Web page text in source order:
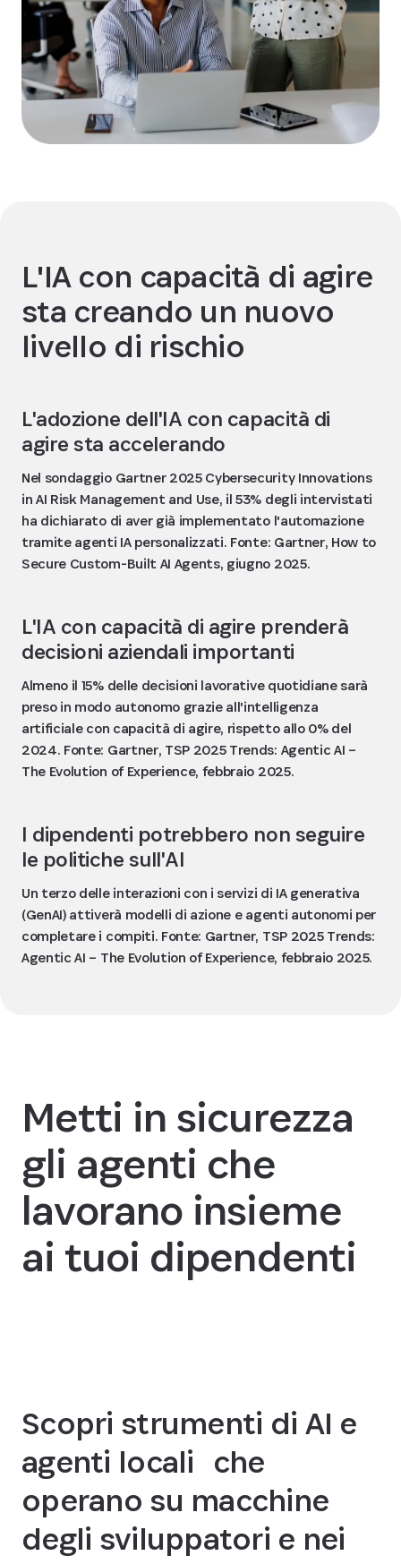
L'IA con capacità di agire
sta creando un nuovo
livello di rischio
L'adozione dell'IA con capacità di
agire sta accelerando
Nel sondaggio Gartner 2025 Cybersecurity Innovations
in AI Risk Management and Use, il 53% degli intervistati
ha dichiarato di aver già implementato l'automazione
tramite agenti IA personalizzati. Fonte: Gartner, How to
Secure Custom-Built AI Agents, giugno 2025.
L'IA con capacità di agire prenderà
decisioni aziendali importanti
Almeno il 15% delle decisioni lavorative quotidiane sarà
preso in modo autonomo grazie all'intelligenza
artificiale con capacità di agire, rispetto allo 0% del
2024. Fonte: Gartner, TSP 2025 Trends: Agentic AI –
The Evolution of Experience, febbraio 2025.
I dipendenti potrebbero non seguire
le politiche sull'AI
Un terzo delle interazioni con i servizi di IA generativa
(GenAI) attiverà modelli di azione e agenti autonomi per
completare i compiti. Fonte: Gartner, TSP 2025 Trends:
Agentic AI – The Evolution of Experience, febbraio 2025.
Metti in sicurezza
gli agenti che
lavorano insieme
ai tuoi dipendenti
Scopri strumenti di AI e
agenti locali che
operano su macchine
degli sviluppatori e nei